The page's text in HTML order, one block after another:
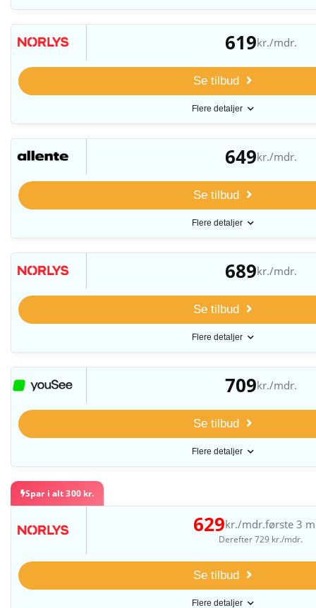
619kr./mdr.
Se tilbud
Flere detaljer
649kr./mdr.
Se tilbud
Flere detaljer
689kr./mdr.
Se tilbud
Flere detaljer
709kr./mdr.
Se tilbud
Flere detaljer
Spar i alt 300 kr.
629kr./mdr.første 3
Derefter 729 kr./mdr.
Se tilbud
Flere detaljer